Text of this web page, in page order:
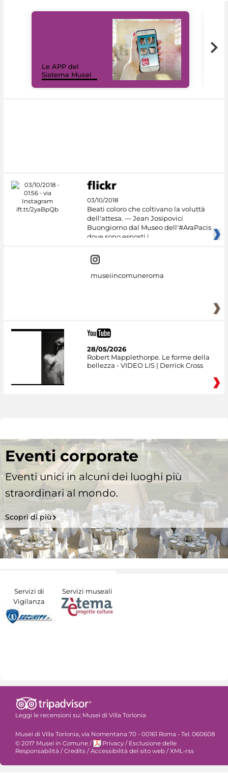
Le APP del
Sistema Musei
03/10/2018
Beati coloro che coltivano la voluttà
dell'attesa. — Jean Josipovici
Buongiorno dal Museo dell'#AraPacis
dove sono esposti i
museiincomuneroma
28/05/2026
Robert Mapplethorpe. Le forme della
bellezza - VIDEO LIS | Derrick Cross
Eventi corporate
Eventi unici in alcuni dei luoghi più
straordinari al mondo.
Scopri di più
Servizi di
Vigilanza
Servizi museali
Leggi le recensioni su: Musei di Villa Torlonia
Musei di Villa Torlonia, via Nomentana 70 - 00161 Roma - Tel. 060608
© 2017 Musei in Comune / Privacy / Esclusione delle
Responsabilità / Credits / Accessibilità del sito web / XML-rss